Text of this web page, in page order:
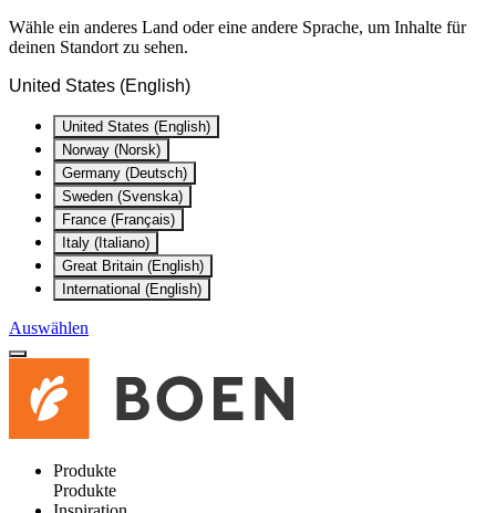
Wähle ein anderes Land oder eine andere Sprache, um Inhalte für
deinen Standort zu sehen.
United States (English)
United States (English)
Norway (Norsk)
Germany (Deutsch)
Sweden (Svenska)
France (Français)
Italy (Italiano)
Great Britain (English)
International (English)
Auswählen
Produkte
Produkte